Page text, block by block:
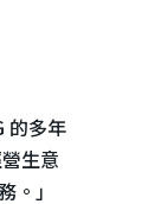
的多年
生意
。」